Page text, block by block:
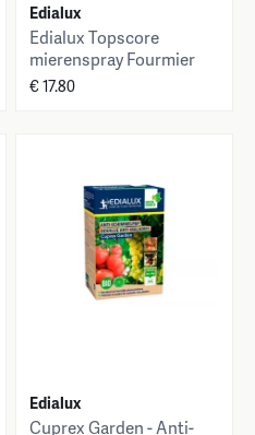
Edialux
Edialux Topscore
mierenspray Fourmier
spray 750ml
€ 17.80
Edialux
Cuprex Garden - Anti-